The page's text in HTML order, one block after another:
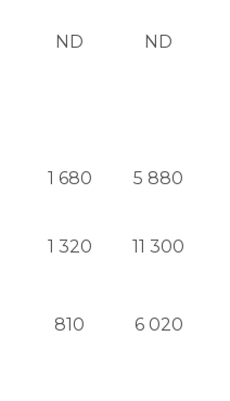
ND ND
1 680 5 880
1 320 11 300
810 6 020